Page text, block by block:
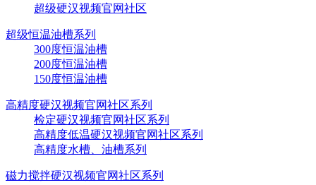
超级硬汉视频官网社区
超级恒温油槽系列
300度恒温油槽
200度恒温油槽
150度恒温油槽
高精度硬汉视频官网社区系列
检定硬汉视频官网社区系列
高精度低温硬汉视频官网社区系列
高精度水槽、油槽系列
磁力搅拌硬汉视频官网社区系列